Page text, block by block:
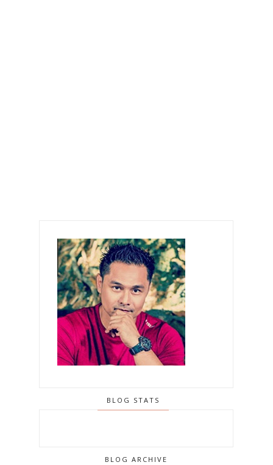
BLOG STATS
BLOG ARCHIVE